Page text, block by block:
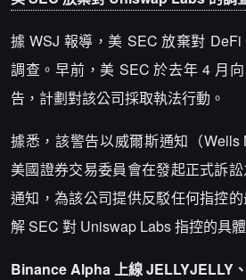
據 WSJ 報導，美 SEC 放棄對
調查。早前，美 SEC 於去年 4 月
告，計劃對該公司採取執法行動。
據悉，該警告以威爾斯通知（Wells
美國證券交易委員會在發起正式訴
通知，為該公司提供反駁任何指控
解 SEC 對 Uniswap Labs 指控的具
Binance Alpha 上線 JELLYJELLY